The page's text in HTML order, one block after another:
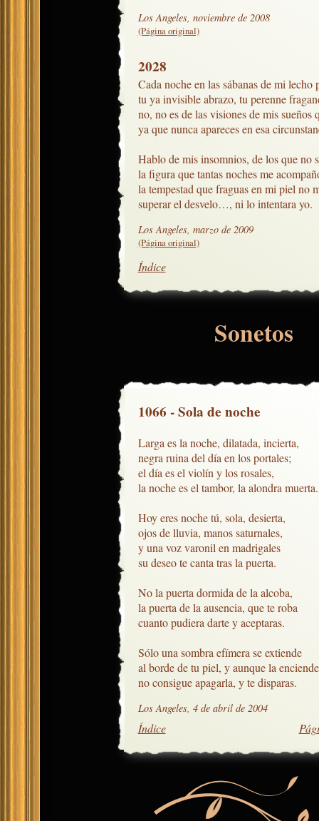
Los Angeles, noviembre de 2008
(Página original)
2028
Cada noche en las sábanas de mi lecho
tu ya invisible abrazo, tu perenne
no, no es de las visiones de mis sueños
ya que nunca apareces en esa
Hablo de mis insomnios, de los que no
la figura que tantas noches me
la tempestad que fraguas en mi piel no
superar el desvelo…, ni lo intentara yo.
Los Angeles, marzo de 2009
(Página original)
Índice
Sonetos
1066 - Sola de noche
Larga es la noche, dilatada, incierta,
negra ruina del día en los portales;
el día es el violín y los rosales,
la noche es el tambor, la alondra muerta.
Hoy eres noche tú, sola, desierta,
ojos de lluvia, manos saturnales,
y una voz varonil en madrigales
su deseo te canta tras la puerta.
No la puerta dormida de la alcoba,
la puerta de la ausencia, que te roba
cuanto pudiera darte y aceptaras.
Sólo una sombra efímera se extiende
al borde de tu piel, y aunque la
no consigue apagarla, y te disparas.
Los Angeles, 4 de abril de 2004
Índice